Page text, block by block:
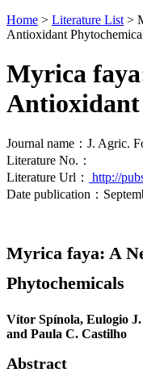
Home > Literature List >
Antioxidant
Myrica
Antioxidant
Journal name：J. Agric.
Literature No.：
Literature Url：
http://
Date publication：
Myrica faya: A
Phytochemicals
Vítor Spínola, Eulogio
and Paula C. Castilho
Abstract